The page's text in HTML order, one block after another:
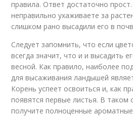
правила. Ответ достаточно
неправильно ухаживаете за
слишком рано высадили его в
Следует запомнить, что если
всегда значит, что и и высадить
весной. Как правило, наиболее
для высаживания ландышей
Корень успеет освоиться и, как
появятся первые листья. В таком
получите полноценные